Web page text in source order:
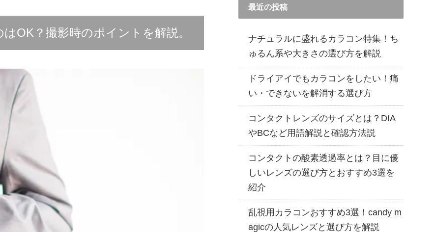
OK？撮影時のポイントを解説。
最近の投稿
ナチュラルに盛れるカラコン特集！ち
ゅるん系や大きさの選び方を解説
ドライアイでもカラコンをしたい！痛
い・できないを解消する選び方
コンタクトレンズのサイズとは？DIA
やBCなど用語解説と確認方法説
コンタクトの酸素透過率とは？目に優
しいレンズの選び方とおすすめ3選を
紹介
乱視用カラコンおすすめ3選！candy m
agicの人気レンズと選び方を解説
乱視用カラコン 1day商品一覧を見る
カラコン・サークルレンズ 2week商品一覧を見る
カラコン・サークルレンズ 1month商品一覧を見る
乱視用カラコン 1day商品一覧を見る
クリアコンタクトレンズ 2week 商品一覧を見る
乱視用カラコン 1day商品一覧を見る
乱視用カラコン 1month商品一覧を見る